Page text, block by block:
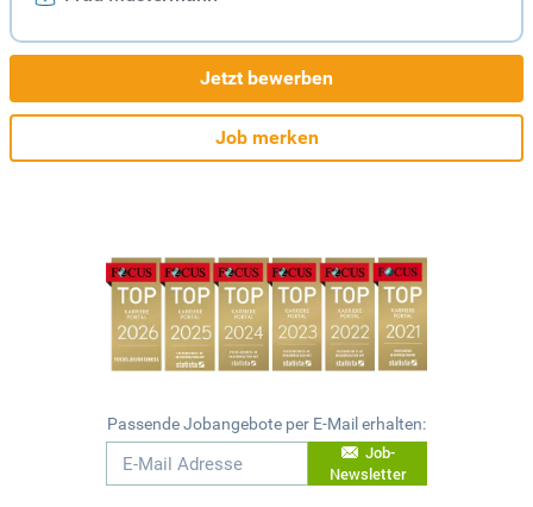
Jetzt bewerben
Job merken
Passende Jobangebote per E-Mail erhalten:
Job-
Newsletter